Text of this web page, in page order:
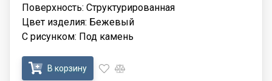
Поверхность: Структурированная
Цвет изделия: Бежевый
С рисунком: Под камень
В корзину